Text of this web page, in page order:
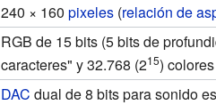
240 × 160 pixeles(relación de
RGB de 15 bits (5 bits de
caracteres" y 32.768 (215)
DAC dual de 8 bits para sonido